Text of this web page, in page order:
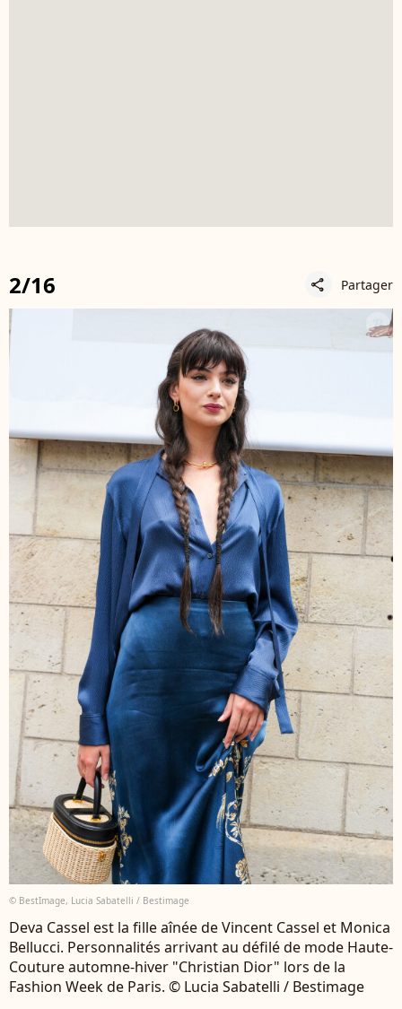
2/16 share Partager
© BestImage, Lucia Sabatelli / Bestimage
Deva Cassel est la fille aînée de Vincent Cassel et Monica
Bellucci. Personnalités arrivant au défilé de mode Haute-
Couture automne-hiver "Christian Dior" lors de la
Fashion Week de Paris. © Lucia Sabatelli / Bestimage